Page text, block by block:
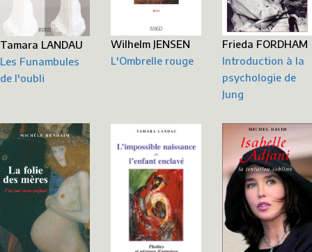
Tamara LANDAU
Les Funambules
de l'oubli
Wilhelm JENSEN
L'Ombrelle rouge
Frieda FORDHAM
Introduction à la
psychologie de
Jung